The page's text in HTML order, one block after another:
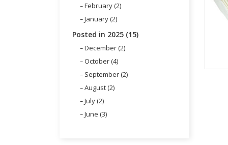
February (2)
January (2)
Posted in 2025 (15)
December (2)
October (4)
September (2)
August (2)
July (2)
June (3)